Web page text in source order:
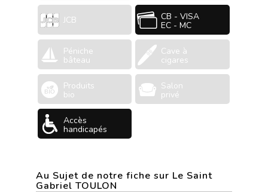
JCB CB - VISA
EC - MC
Péniche
bâteau
Cave à
cigares
Produits
bio
Salon
privé
Accès
handicapés
Au Sujet de notre fiche sur Le Saint
Gabriel TOULON